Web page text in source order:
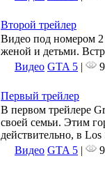
Второй трейлер
Видео под номером
женой и детьми.
Видео GTA 5 |
Первый трейлер
В первом трейлере
своей семьи. Этим
действительно, в
Видео GTA 5 |